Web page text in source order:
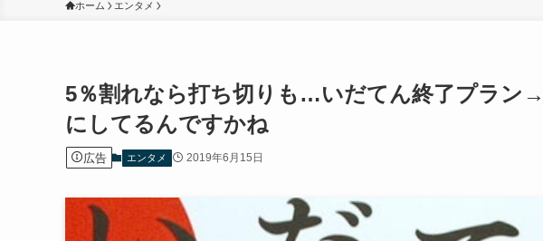
ホーム エンタメ
5％割れなら打ち切りも…いだてん終了プラン
にしてるんですかね
広告 エンタメ 2019年6月15日